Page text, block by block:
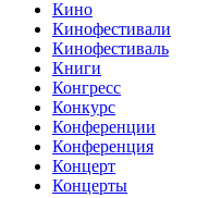
Кино
Кинофестивали
Кинофестиваль
Книги
Конгресс
Конкурс
Конференции
Конференция
Концерт
Концерты